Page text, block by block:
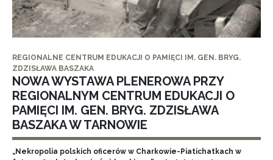
REGIONALNE CENTRUM EDUKACJI O PAMIĘCI IM. GEN. BRYG.
ZDZISŁAWA BASZAKA
NOWA WYSTAWA PLENEROWA PRZY
REGIONALNYM CENTRUM EDUKACJI O
PAMIĘCI IM. GEN. BRYG. ZDZISŁAWA
BASZAKA W TARNOWIE
„Nekropolia polskich oficerów w Charkowie-Piatichatkach w